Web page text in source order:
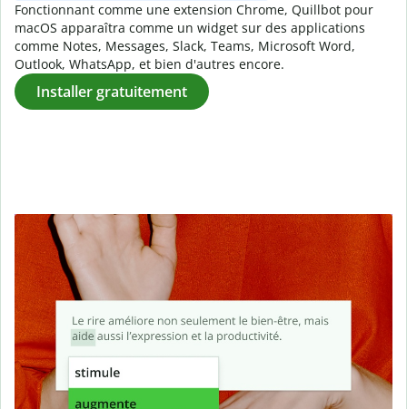
Fonctionnant comme une extension Chrome, Quillbot pour
macOS apparaîtra comme un widget sur des applications
comme Notes, Messages, Slack, Teams, Microsoft Word,
Outlook, WhatsApp, et bien d'autres encore.
Installer gratuitement